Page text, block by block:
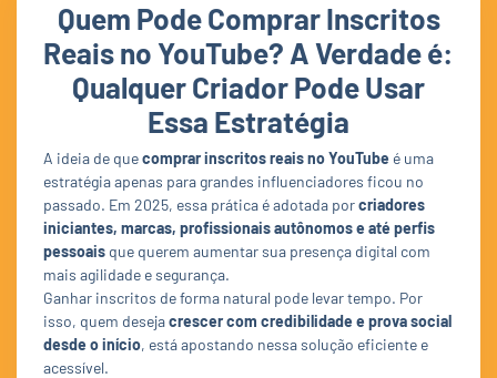
Quem Pode Comprar Inscritos
Reais no YouTube? A Verdade é:
Qualquer Criador Pode Usar
Essa Estratégia
A ideia de quecomprar inscritos reais no YouTube é uma
estratégia apenas para grandes influenciadores ficou no
passado. Em 2025, essa prática é adotada porcriadores
iniciantes, marcas, profissionais autônomos e até perfis
pessoais que querem aumentar sua presença digital com
mais agilidade e segurança.
Ganhar inscritos de forma natural pode levar tempo. Por
isso, quem desejacrescer com credibilidade e prova social
desde o início, está apostando nessa solução eficiente e
acessível.